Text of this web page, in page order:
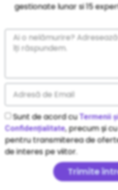
gestionate lunar si 15
Sunt de acord cuTermenii
Confidențialitate, precum și
pentru transmiterea de
de interes pe viitor.
Trimite